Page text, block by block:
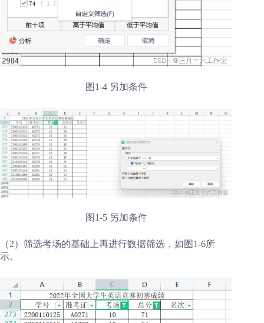
图1-4 另加条件
图1-5 另加条件
（2）筛选考场的基础上再进行数据筛选，如图1-6所
示。